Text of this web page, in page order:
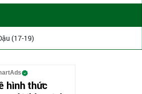
(17-19)
hình thức